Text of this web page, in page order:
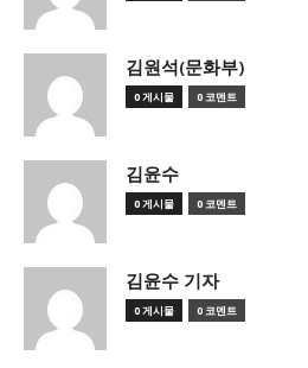
김원석(문화부)
0 게시물 0 코멘트
김윤수
0 게시물 0 코멘트
김윤수 기자
0 게시물 0 코멘트